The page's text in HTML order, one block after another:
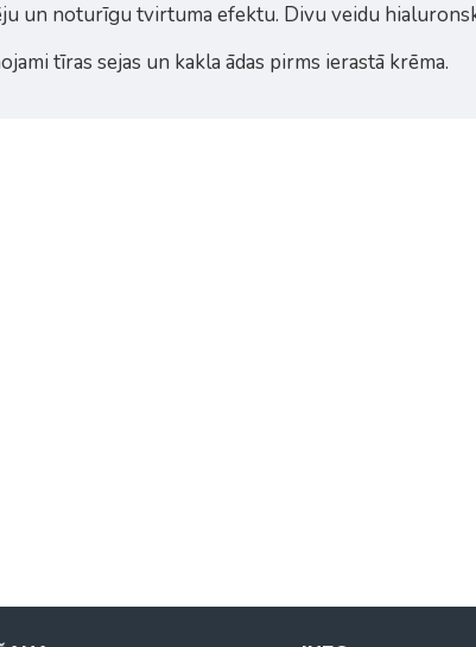
un noturīgu tvirtuma efektu. Divu veidu
tīras sejas un kakla ādas pirms ierastā krēma.